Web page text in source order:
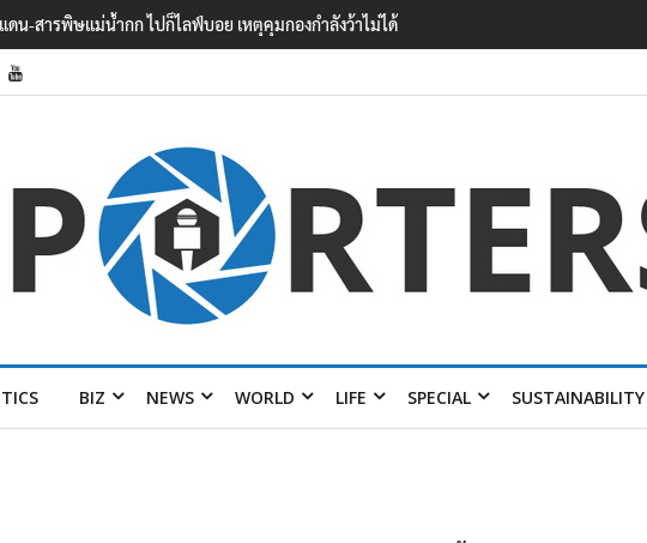
ดน-สารพิษแม่น้ำกก ไปก็ไลฟ์บอย เหตุคุมกองกำลังว้าไม่ได้
BIZ NEWS WORLD LIFE SPECIAL SUSTAINABILITY